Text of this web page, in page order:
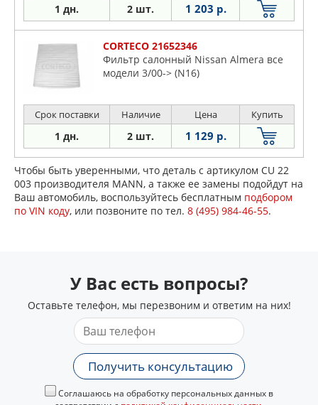
1 дн. 2 шт. 1 203 р.
CORTECO 21652346
Фильтр салонный Nissan Almera все
модели 3/00-> (N16)
Срок поставки Наличие Цена Купить
1 дн. 2 шт. 1 129 р.
Чтобы быть уверенными, что деталь с артикулом CU 22
003 производителя MANN, а также ее замены подойдут на
Ваш автомобиль, воспользуйтесь бесплатным подбором
по VIN коду, или позвоните по тел. 8 (495) 984-46-55.
У Вас есть вопросы?
Оставьте телефон, мы перезвоним и ответим на них!
Получить консультацию
Соглашаюсь на обработку персональных данных в